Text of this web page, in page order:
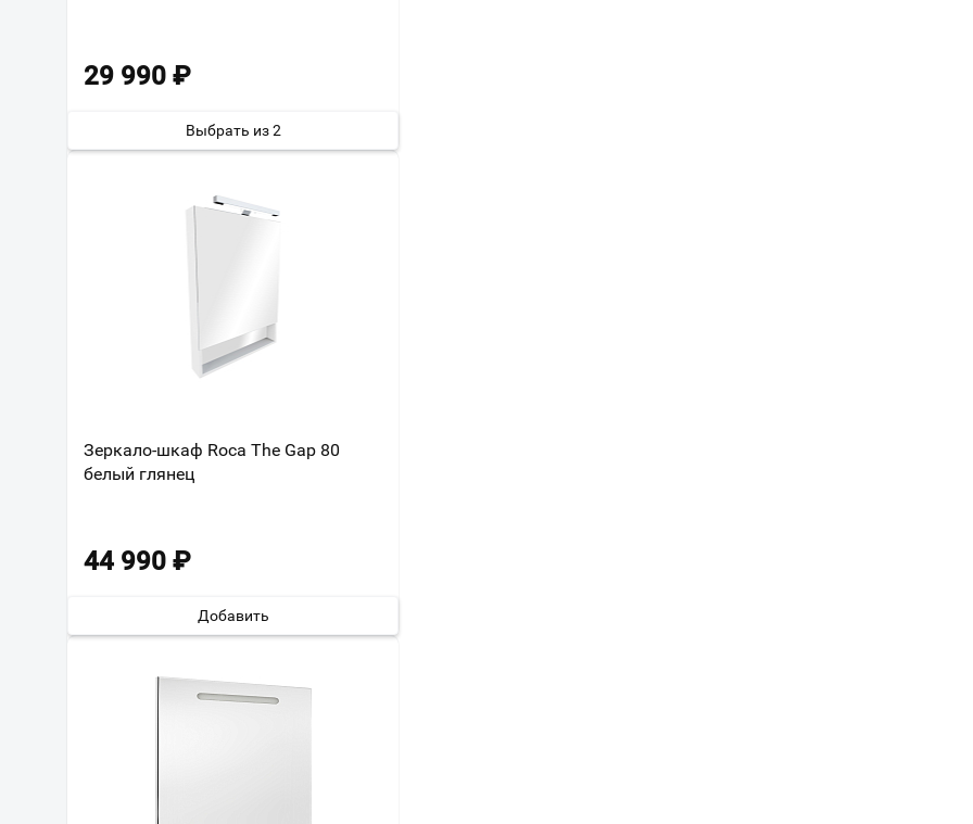
29 990 ₽
Выбрать из 2
Зеркало-шкаф Roca The Gap 80
белый глянец
44 990 ₽
Добавить